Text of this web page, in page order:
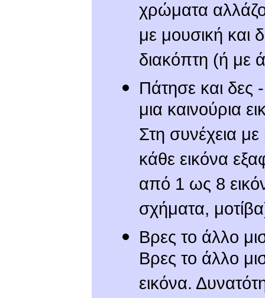
χρώματα
με μουσική και
διακόπτη (ή με
Πάτησε και δες
μια καινούρια
Στη συνέχεια
κάθε εικόνα
από 1 ως 8
σχήματα,
Βρες το άλλο
Βρες το άλλο
εικόνα.